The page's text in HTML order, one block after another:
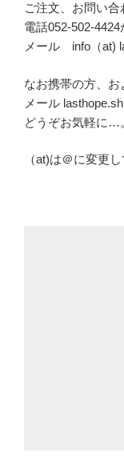
ご注文、お問い合
電話052-502-4424
メール info（at)
なお携帯の方、お
メール
どうぞお気軽に…
（at)は＠に変更